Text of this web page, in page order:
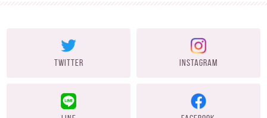
TWITTER INSTAGRAM